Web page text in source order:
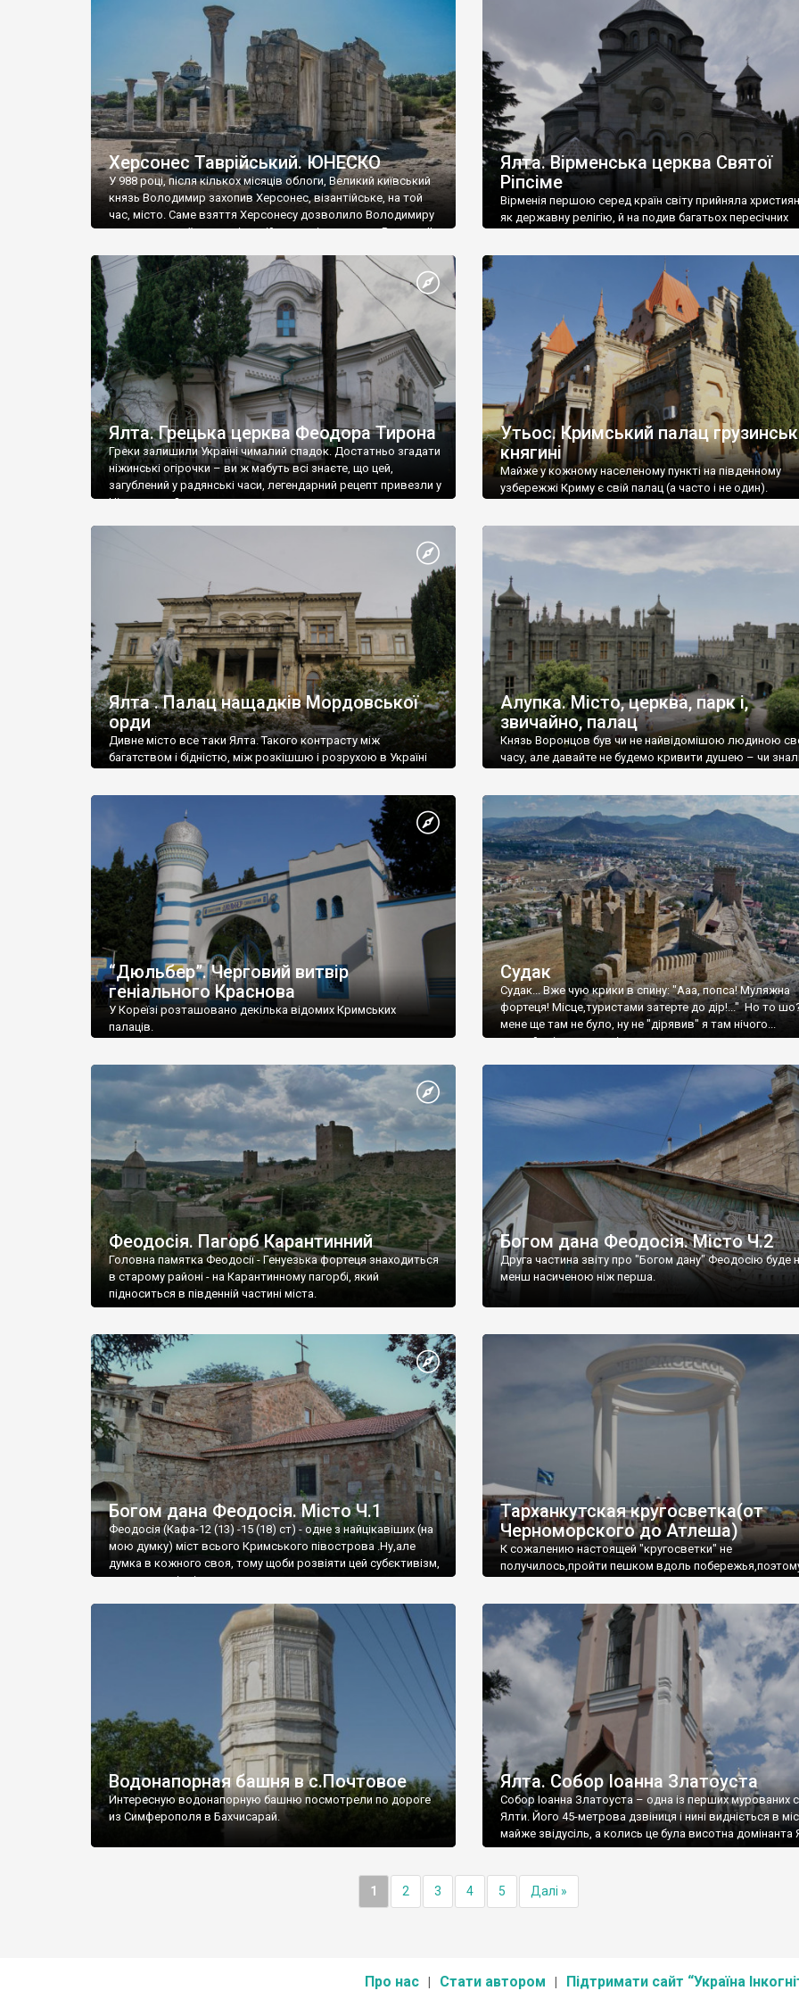
візантійської доби. Раритети викрадені з фондів об’єкту
культурної спадщини ЮНЕСКО «Херсонеса Таврійського».
Офіційно – на виставку «Золото Візантії», але експерти та
влада в Україні вважають це лише […]
називаються «повстяками» (postaki)…” “Вино. Крим
виробляє відмінне вино і його вдосталь: воно все
легке біле і дуже […]
Херсонес Таврійський. ЮНЕСКО
У 988 році, після кількох місяців облоги, Великий київський
князь Володимир захопив Херсонес, візантійське, на той
час, місто. Саме взяття Херсонесу дозволило Володимиру
диктувати свої умови візантійському імператору Василю ІІ,
Херсонесі Володимир-язичник, став Василем-
християнином. А потім було Хрещення Русі. На честь
Херсонесу Таврійського названо місто […]
Ялта. Вірменська церква Святої
Ріпсіме
Вірменія першою серед країн світу прийняла
як державну релігію, й на подив багатьох пересічних
Ялта. Грецька церква Феодора Тирона
Греки залишили Україні чималий спадок. Достатньо згадати
ніжинські огірочки – ви ж мабуть всі знаєте, що цей,
загублений у радянські часи, легендарний рецепт привезли у
Ніжин греки?
Утьос. Кримський палац
княгині
Майже у кожному населеному пункті на південному
узбережжі Криму є свій палац (а часто і не один).
Ялта . Палац нащадків Мордовської
орди
Дивне місто все таки Ялта. Такого контрасту між
багатством і бідністю, між розкішшю і розрухою в Україні
Алупка. Місто, церква, парк і,
звичайно, палац
Князь Воронцов був чи не найвідомішою людиною
часу, але давайте не будемо кривити душею – чи
“Дюльбер”. Черговий витвір
геніального Краснова
У Кореїзі розташовано декілька відомих Кримських
палаців.
Судак
Судак... Вже чую крики в спину: "Ааа, попса! Муляжна
фортеця! Місце,туристами затерте до дір!..." Но то
мене ще там не було, ну не "дірявив" я там нічого...
принаймні до цього літа.
Феодосія. Пагорб Карантинний
Головна памятка Феодосії - Генуезька фортеця знаходиться
в старому районі - на Карантинному пагорбі, який
підноситься в південній частині міста.
Богом дана Феодосія. Місто Ч.2
Друга частина звіту про "Богом дану" Феодосію буде
менш насиченою ніж перша.
Богом дана Феодосія. Місто Ч.1
Феодосія (Кафа-12 (13) -15 (18) ст) - одне з найцікавіших (на
мою думку) міст всього Кримського півострова .Ну,але
думка в кожного своя, тому щоби розвіяти цей субєктивізм,
запрошую відвідати це
Тарханкутская кругосветка(от
Черноморского до Атлеша)
К сожалению настоящей "кругосветки" не
получилось,пройти пешком вдоль
Водонапорная башня в с.Почтовое
Интересную водонапорную башню посмотрели по дороге
из Симферополя в Бахчисарай.
Ялта. Собор Іоанна Златоуста
Собор Іоанна Златоуста – одна із перших мурованих
Ялти. Його 45-метрова дзвіниця і нині видніється в
майже звідусіль, а колись це була висотна домінанта
1 2 3 4 5 Далі »
Про нас Стати автором Підтримати сайт “Україна